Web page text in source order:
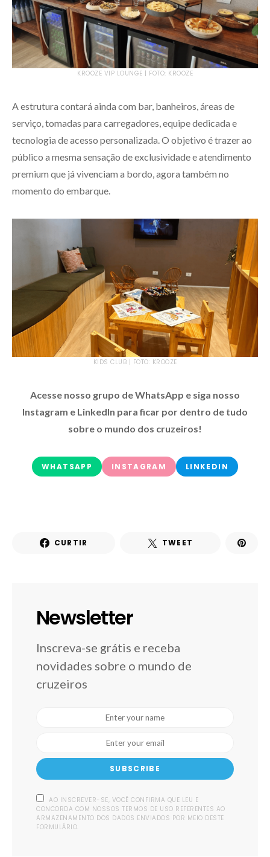
KROOZE VIP LOUNGE | FOTO: KROOZE
A estrutura contará ainda com bar, banheiros, áreas de
serviço, tomadas para carregadores, equipe dedicada e
tecnologia de acesso personalizada. O objetivo é trazer ao
público a mesma sensação de exclusividade e atendimento
premium que já vivenciam a bordo, agora também no
momento do embarque.
KIDS CLUB | FOTO: KROOZE
Acesse nosso grupo de WhatsApp e siga nosso
Instagram e LinkedIn para ficar por dentro de tudo
sobre o mundo dos cruzeiros!
WHATSAPP INSTAGRAM LINKEDIN
CURTIR TWEET
Newsletter
Inscreva-se grátis e receba
novidades sobre o mundo de
cruzeiros
SUBSCRIBE
AO INSCREVER-SE, VOCÊ CONFIRMA QUE LEU E
CONCORDA COM NOSSOS TERMOS DE USO REFERENTES AO
ARMAZENAMENTO DOS DADOS ENVIADOS POR MEIO DESTE
FORMULÁRIO.